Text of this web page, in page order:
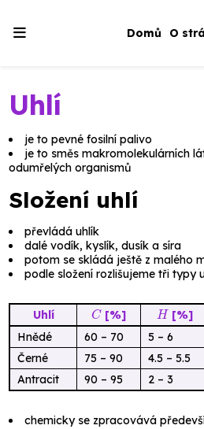
Domů O
Uhlí
je to pevné fosilní palivo
je to směs makromolekulárních
odumřelých organismů
Složení uhlí
převládá uhlík
dalé vodík, kyslík, dusík a síra
potom se skládá ještě z malého
podle složení rozlišujeme tři typy
Uhlí
C
[%]
H
[%]
Hnědé
60 – 70 5 – 6
Černé
75 – 90 4.5 – 5.5
Antracit
90 – 95 2 – 3
chemicky se zpracovává